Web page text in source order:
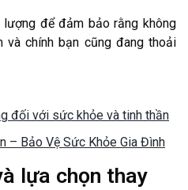
lượng để đảm bảo rằng không
và chính bạn cũng đang thoải
đối với sức khỏe và tinh thần
– Bảo Vệ Sức Khỏe Gia Đình
lựa chọn thay